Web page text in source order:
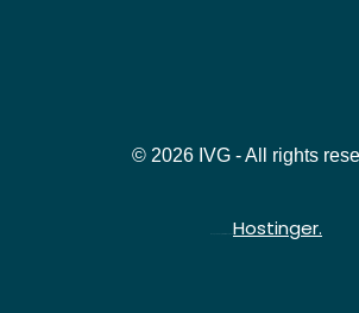
© 2026 IVG - All rights
Hostinger.